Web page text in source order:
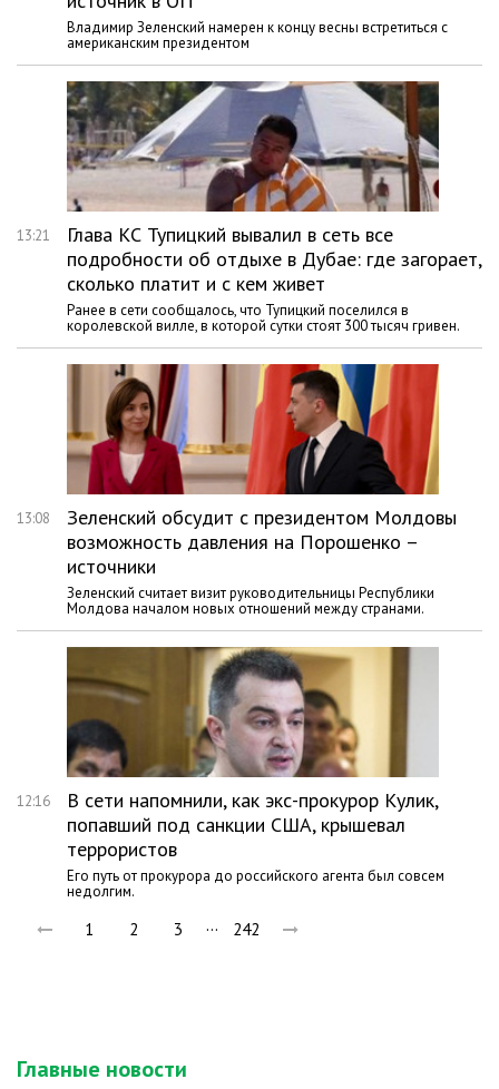
Владимир Зеленский намерен к концу весны встретиться с
американским президентом
13:21
Глава КС Тупицкий вывалил в сеть все
подробности об отдыхе в Дубае: где загорает,
сколько платит и с кем живет
Ранее в сети сообщалось, что Тупицкий поселился в
королевской вилле, в которой сутки стоят 300 тысяч гривен.
13:08
Зеленский обсудит с президентом Молдовы
возможность давления на Порошенко –
источники
Зеленский считает визит руководительницы Республики
Молдова началом новых отношений между странами.
12:16
В сети напомнили, как экс-прокурор Кулик,
попавший под санкции США, крышевал
террористов
Его путь от прокурора до российского агента был совсем
недолгим.
1 2 3 … 242
Главные новости